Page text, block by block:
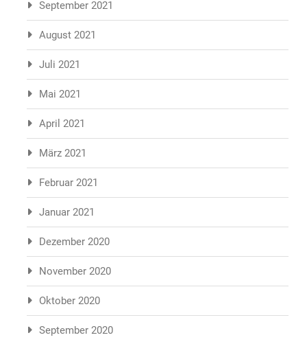
September 2021
August 2021
Juli 2021
Mai 2021
April 2021
März 2021
Februar 2021
Januar 2021
Dezember 2020
November 2020
Oktober 2020
September 2020